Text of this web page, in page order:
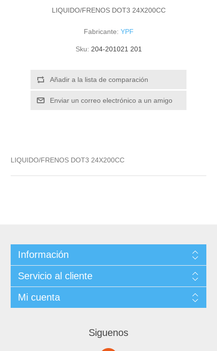
LIQUIDO/FRENOS DOT3 24X200CC
Fabricante: YPF
Sku: 204-201021 201
LIQUIDO/FRENOS DOT3 24X200CC
Información
Servicio al cliente
Mi cuenta
Siguenos